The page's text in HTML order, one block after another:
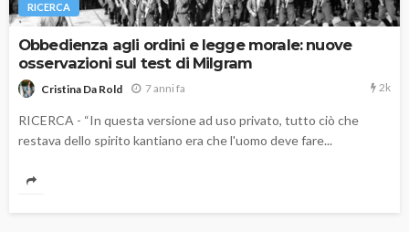
RICERCA
Obbedienza agli ordini e legge morale: nuove
osservazioni sul test di Milgram
Cristina Da Rold 7 anni fa 2k
RICERCA - “In questa versione ad uso privato, tutto ciò che
restava dello spirito kantiano era che l'uomo deve fare...